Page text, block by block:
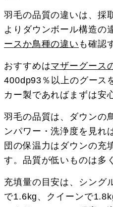
羽毛の品質の違いは、採
よりダウンボール構造の
ースか鳥種の違い も確認
おすすめはマザーグース
400dp93％以上のグース
カー製であればまずは安
羽毛の品質は、ダウンの
ンパワー・洗浄度を見れ
団の保温力はダウンの充
す。品質が低いものは多
充填量の目安は、シング
で1.6kg、クイーンで